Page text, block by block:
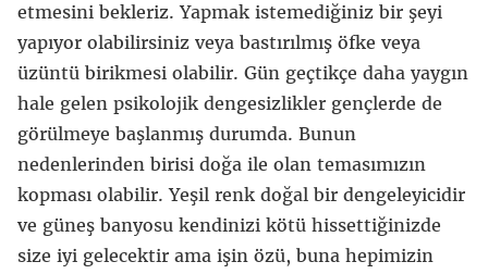
etmesini bekleriz. Yapmak istemediğiniz bir şeyi
yapıyor olabilirsiniz veya bastırılmış öfke veya
üzüntü birikmesi olabilir. Gün geçtikçe daha yaygın
hale gelen psikolojik dengesizlikler gençlerde de
görülmeye başlanmış durumda. Bunun
nedenlerinden birisi doğa ile olan temasımızın
kopması olabilir. Yeşil renk doğal bir dengeleyicidir
ve güneş banyosu kendinizi kötü hissettiğinizde
size iyi gelecektir ama işin özü, buna hepimizin